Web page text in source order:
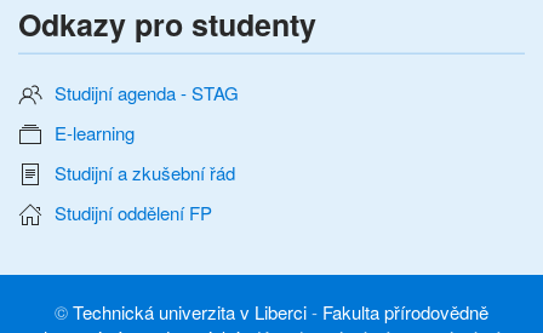
Odkazy pro studenty
Studijní agenda - STAG
E-learning
Studijní a zkušební řád
Studijní oddělení FP
©Technická univerzita v Liberci- Fakulta přírodovědně